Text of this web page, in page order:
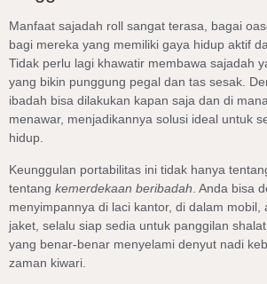
Manfaat sajadah roll sangat terasa, bagai
bagi mereka yang memiliki gaya hidup aktif
Tidak perlu lagi khawatir membawa sajadah
yang bikin punggung pegal dan tas sesak.
ibadah bisa dilakukan kapan saja dan di
menawar, menjadikannya solusi ideal untuk
hidup.
Keunggulan portabilitas ini tidak hanya
tentang kemerdekaan beribadah . Anda bisa
menyimpannya di laci kantor, di dalam mobil,
jaket, selalu siap sedia untuk panggilan
yang benar-benar menyelami denyut nadi
zaman kiwari.